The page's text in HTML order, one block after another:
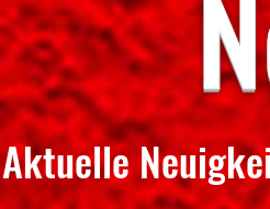
Aktuelle